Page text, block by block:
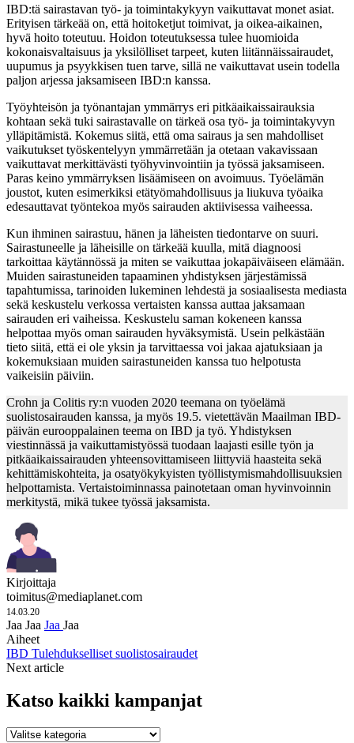
IBD:tä sairastavan työ- ja toimintakykyyn vaikuttavat monet asiat.
Erityisen tärkeää on, että hoitoketjut toimivat, ja oikea-aikainen,
hyvä hoito toteutuu. Hoidon toteutuksessa tulee huomioida
kokonaisvaltaisuus ja yksilölliset tarpeet, kuten liitännäissairaudet,
uupumus ja psyykkisen tuen tarve, sillä ne vaikuttavat usein todella
paljon arjessa jaksamiseen IBD:n kanssa.
Työyhteisön ja työnantajan ymmärrys eri pitkäaikaissairauksia
kohtaan sekä tuki sairastavalle on tärkeä osa työ- ja toimintakyvyn
ylläpitämistä. Kokemus siitä, että oma sairaus ja sen mahdolliset
vaikutukset työskentelyyn ymmärretään ja otetaan vakavissaan
vaikuttavat merkittävästi työhyvinvointiin ja työssä jaksamiseen.
Paras keino ymmärryksen lisäämiseen on avoimuus. Työelämän
joustot, kuten esimerkiksi etätyömahdollisuus ja liukuva työaika
edesauttavat työntekoa myös sairauden aktiivisessa vaiheessa.
Kun ihminen sairastuu, hänen ja läheisten tiedontarve on suuri.
Sairastuneelle ja läheisille on tärkeää kuulla, mitä diagnoosi
tarkoittaa käytännössä ja miten se vaikuttaa jokapäiväiseen elämään.
Muiden sairastuneiden tapaaminen yhdistyksen järjestämissä
tapahtumissa, tarinoiden lukeminen lehdestä ja sosiaalisesta mediasta
sekä keskustelu verkossa vertaisten kanssa auttaa jaksamaan
sairauden eri vaiheissa. Keskustelu saman kokeneen kanssa
helpottaa myös oman sairauden hyväksymistä. Usein pelkästään
tieto siitä, että ei ole yksin ja tarvittaessa voi jakaa ajatuksiaan ja
kokemuksiaan muiden sairastuneiden kanssa tuo helpotusta
vaikeisiin päiviin.
Crohn ja Colitis ry:n vuoden 2020 teemana on työelämä
suolistosairauden kanssa, ja myös 19.5. vietettävän Maailman IBD-
päivän eurooppalainen teema on IBD ja työ. Yhdistyksen
viestinnässä ja vaikuttamistyössä tuodaan laajasti esille työn ja
pitkäaikaissairauden yhteensovittamiseen liittyviä haasteita sekä
kehittämiskohteita, ja osatyökykyisten työllistymismahdollisuuksien
helpottamista. Vertaistoiminnassa painotetaan oman hyvinvoinnin
merkitystä, mikä tukee työssä jaksamista.
Kirjoittaja
toimitus@mediaplanet.com
14.03.20
Jaa Jaa Jaa Jaa
Aiheet
IBD Tulehdukselliset suolistosairaudet
Next article
Katso kaikki kampanjat
Katso